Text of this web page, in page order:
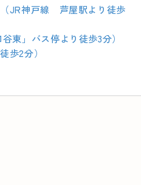
JR神戸線 芦屋駅より徒歩
東」バス停より徒歩3分）
2分）